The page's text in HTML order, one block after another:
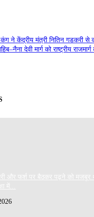
ने केंद्रीय मंत्री नितिन गडकरी से
देवी मार्ग को राष्ट्रीय राजमार्ग
और फर्श पर बैठकर पढ़ने को मजबूर
में...